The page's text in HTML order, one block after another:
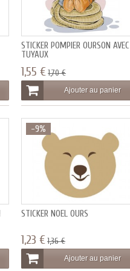
STICKER POMPIER OURSON AVEC
TUYAUX
1,55 €1,70 €
Ajouter au panier
STICKER NOEL OURS
-9%
1,23 €1,36 €
Ajouter au panier